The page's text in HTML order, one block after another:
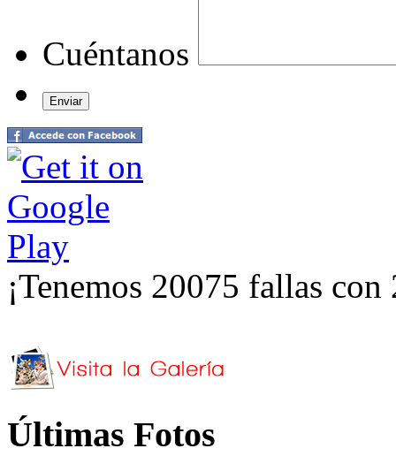
Cuéntanos
¡Tenemos 20075 fallas
Últimas Fotos